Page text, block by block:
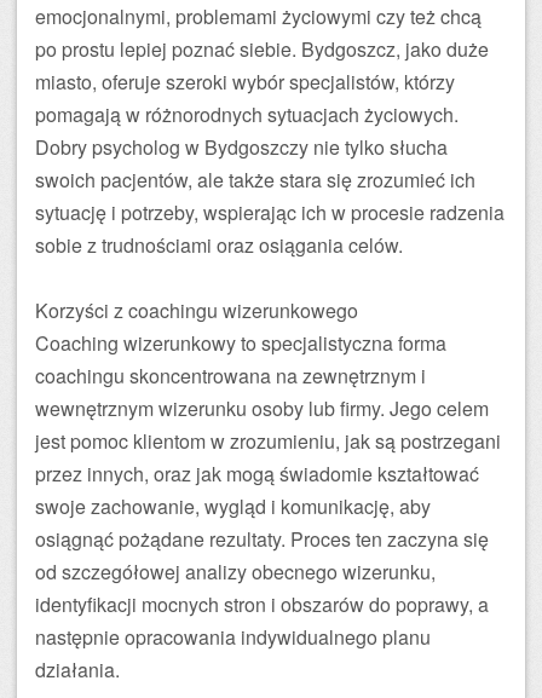
emocjonalnymi, problemami życiowymi czy też chcą
po prostu lepiej poznać siebie. Bydgoszcz, jako duże
miasto, oferuje szeroki wybór specjalistów, którzy
pomagają w różnorodnych sytuacjach życiowych.
Dobry psycholog w Bydgoszczy nie tylko słucha
swoich pacjentów, ale także stara się zrozumieć ich
sytuację i potrzeby, wspierając ich w procesie radzenia
sobie z trudnościami oraz osiągania celów.
Korzyści z coachingu wizerunkowego
Coaching wizerunkowy to specjalistyczna forma
coachingu skoncentrowana na zewnętrznym i
wewnętrznym wizerunku osoby lub firmy. Jego celem
jest pomoc klientom w zrozumieniu, jak są postrzegani
przez innych, oraz jak mogą świadomie kształtować
swoje zachowanie, wygląd i komunikację, aby
osiągnąć pożądane rezultaty. Proces ten zaczyna się
od szczegółowej analizy obecnego wizerunku,
identyfikacji mocnych stron i obszarów do poprawy, a
następnie opracowania indywidualnego planu
działania.